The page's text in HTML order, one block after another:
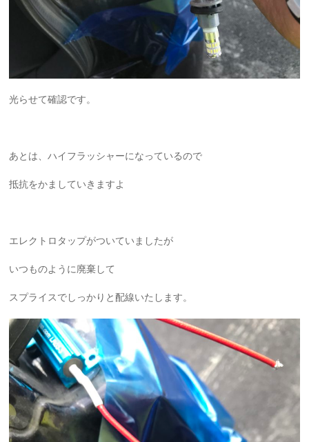
光らせて確認です。
あとは、ハイフラッシャーになっているので
抵抗をかましていきますよ
エレクトロタップがついていましたが
いつものように廃棄して
スプライスでしっかりと配線いたします。